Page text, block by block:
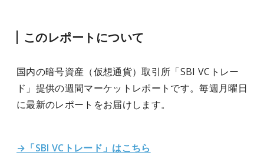
このレポートについて
国内の暗号資産（仮想通貨）取引所「SBI VCトレー
ド」提供の週間マーケットレポートです。毎週月曜日
に最新のレポートをお届けします。
→「SBI VCトレード」はこちら